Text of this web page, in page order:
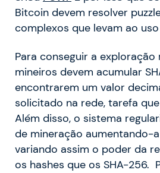
Bitcoin devem resolver
complexos que levam ao
Para conseguir a exploração
mineiros devem acumular
encontrarem um valor
solicitado na rede, tarefa
Além disso, o sistema
de mineração aumentando-
variando assim o poder da
os hashes que os SHA-256.